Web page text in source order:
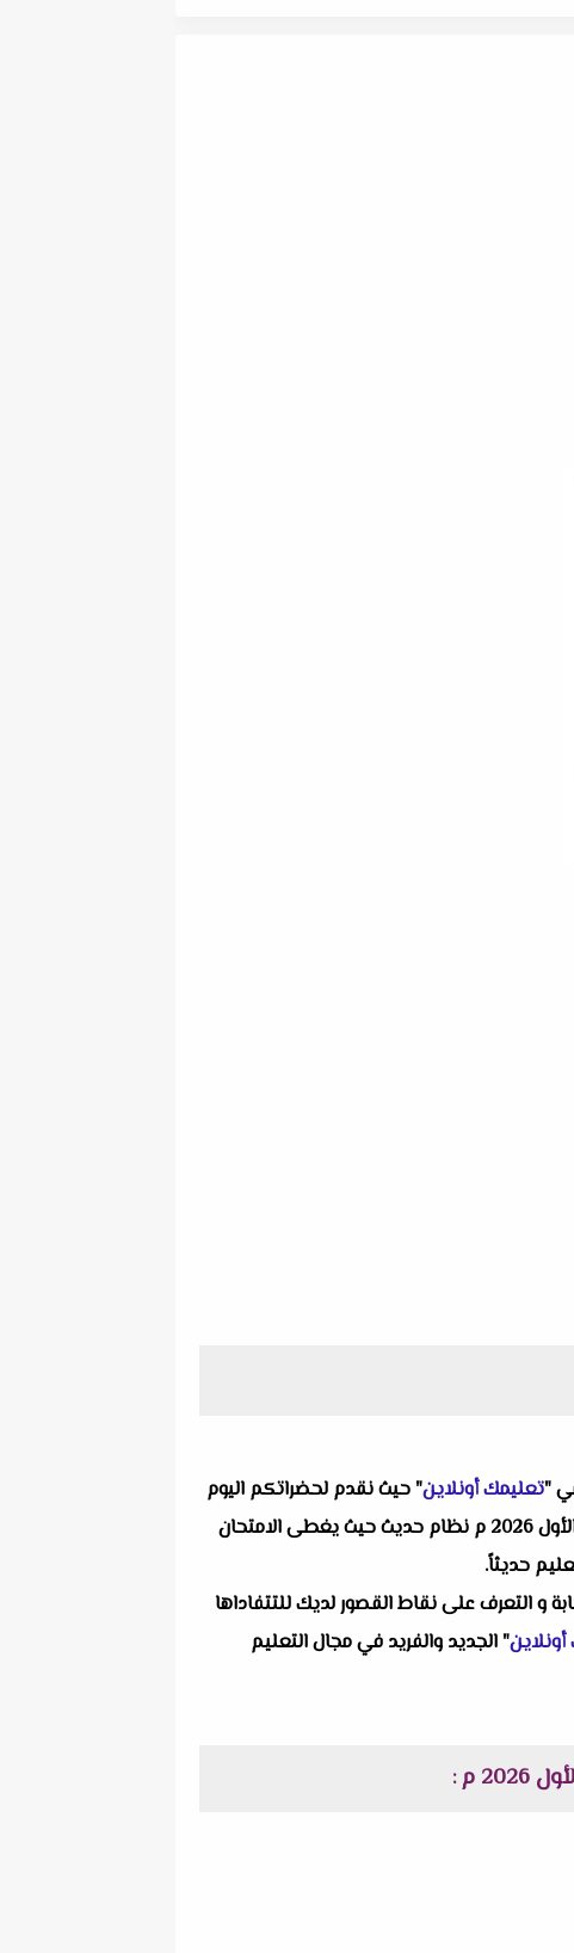
"تعليمك أونلاين" حيث نقدم لحضراتكم اليوم
واحد من انفراداتنا التعليمية ألا وهو امتحان هندسة محافظة الدقهلية للصف الثالث الإعدادي الفصل الدراسي الأول 2026 م نظام حديث حيث يغطى الامتحان
حديثاً.
و التعرف على نقاط القصور لديك للتتفاداها
" الجديد والفريد في مجال التعليم
م :